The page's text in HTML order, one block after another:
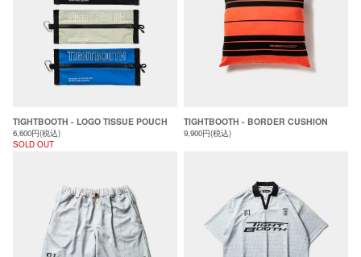
TIGHTBOOTH - LOGO TISSUE POUCH
6,600円(税込)
SOLD OUT
TIGHTBOOTH - BORDER CUSHION
9,900円(税込)